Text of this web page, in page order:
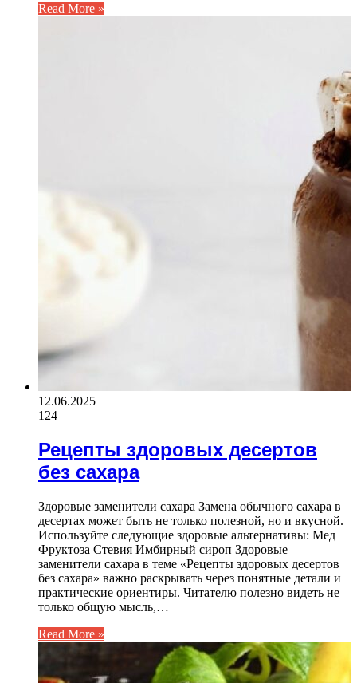
Read More »
12.06.2025
124
Рецепты здоровых десертов
без сахара
Здоровые заменители сахара Замена обычного сахара в
десертах может быть не только полезной, но и вкусной.
Используйте следующие здоровые альтернативы: Мед
Фруктоза Стевия Имбирный сироп Здоровые
заменители сахара в теме «Рецепты здоровых десертов
без сахара» важно раскрывать через понятные детали и
практические ориентиры. Читателю полезно видеть не
только общую мысль,…
Read More »